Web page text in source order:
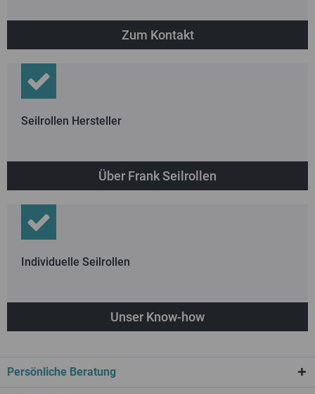
Zum Kontakt
Seilrollen Hersteller
Über Frank Seilrollen
Individuelle Seilrollen
Unser Know-how
Persönliche Beratung